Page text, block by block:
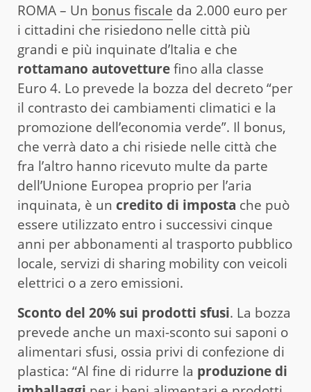
ROMA – Un bonus fiscale da 2.000 euro per
i cittadini che risiedono nelle città più
grandi e più inquinate d’Italia e che
rottamano autovetturefino alla classe
Euro 4. Lo prevede la bozza del decreto “per
il contrasto dei cambiamenti climatici e la
promozione dell’economia verde”. Il bonus,
che verrà dato a chi risiede nelle città che
fra l’altro hanno ricevuto multe da parte
dell’Unione Europea proprio per l’aria
inquinata, è un credito di imposta che può
essere utilizzato entro i successivi cinque
anni per abbonamenti al trasporto pubblico
locale, servizi di sharing mobility con veicoli
elettrici o a zero emissioni.
Sconto del 20% sui prodotti sfusi. La bozza
prevede anche un maxi-sconto sui saponi o
alimentari sfusi, ossia privi di confezione di
plastica: “Al fine di ridurre la produzione di